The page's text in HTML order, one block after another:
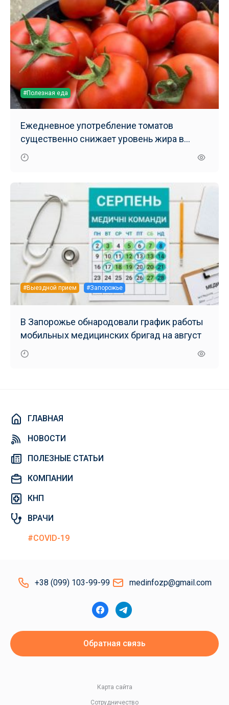
#Полезная еда
Ежедневное употребление томатов
существенно снижает уровень жира в
печени – результаты нового исследования
#Выездной прием #Запорожье
В Запорожье обнародовали график работы
мобильных медицинских бригад на август
ГЛАВНАЯ
НОВОСТИ
ПОЛЕЗНЫЕ СТАТЬИ
КОМПАНИИ
КНП
ВРАЧИ
#COVID-19
+38 (099) 103-99-99 medinfozp@gmail.com
Обратная связь
Сотрудничество
Карта сайта